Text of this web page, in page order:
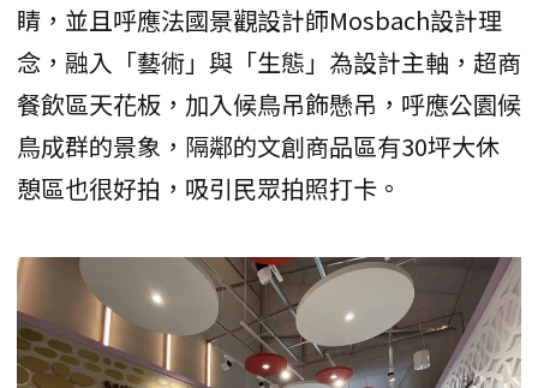
睛，並且呼應法國景觀設計師Mosbach設計理
念，融入「藝術」與「生態」為設計主軸，超商
餐飲區天花板，加入候鳥吊飾懸吊，呼應公園候
鳥成群的景象，隔鄰的文創商品區有30坪大休
憩區也很好拍，吸引民眾拍照打卡。